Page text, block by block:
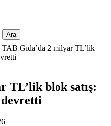
Ara
TAB Gıda’da 2 milyar TL’lik
TL’lik blok satış:
devretti